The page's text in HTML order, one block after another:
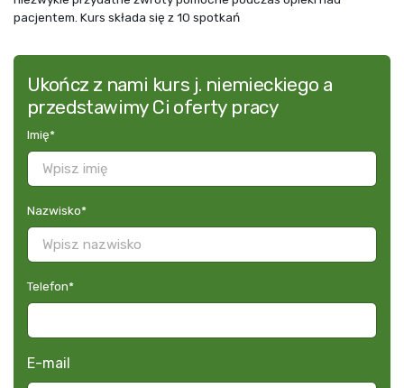
pacjentem. Kurs składa się z 10 spotkań
Ukończ z nami kurs j. niemieckiego a
przedstawimy Ci oferty pracy
Imię*
Nazwisko*
Telefon*
E-mail